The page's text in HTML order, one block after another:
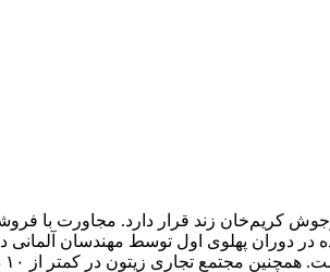
کریم‌خان زند قرار دارد. مجاورت با
در دوران پهلوی اول توسط مهندسان